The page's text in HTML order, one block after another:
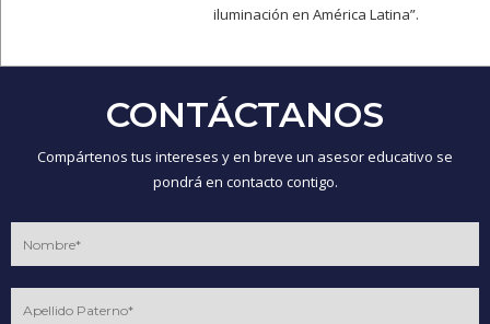
iluminación en América Latina”.
CONTÁCTANOS
Compártenos tus intereses y en breve un asesor educativo se
pondrá en contacto contigo.